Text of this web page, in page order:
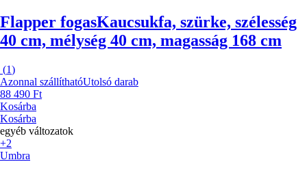
Flapper fogasKaucsukfa, szürke, szélesség
40 cm, mélység 40 cm, magasság 168 cm
(1)
Azonnal szállíthatóUtolsó darab
88 490 Ft
Kosárba
Kosárba
egyéb változatok
+2
Umbra